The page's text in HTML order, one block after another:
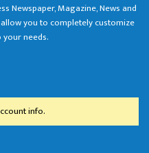
Newspaper, Magazine, News and
you to completely customize
needs.
info.